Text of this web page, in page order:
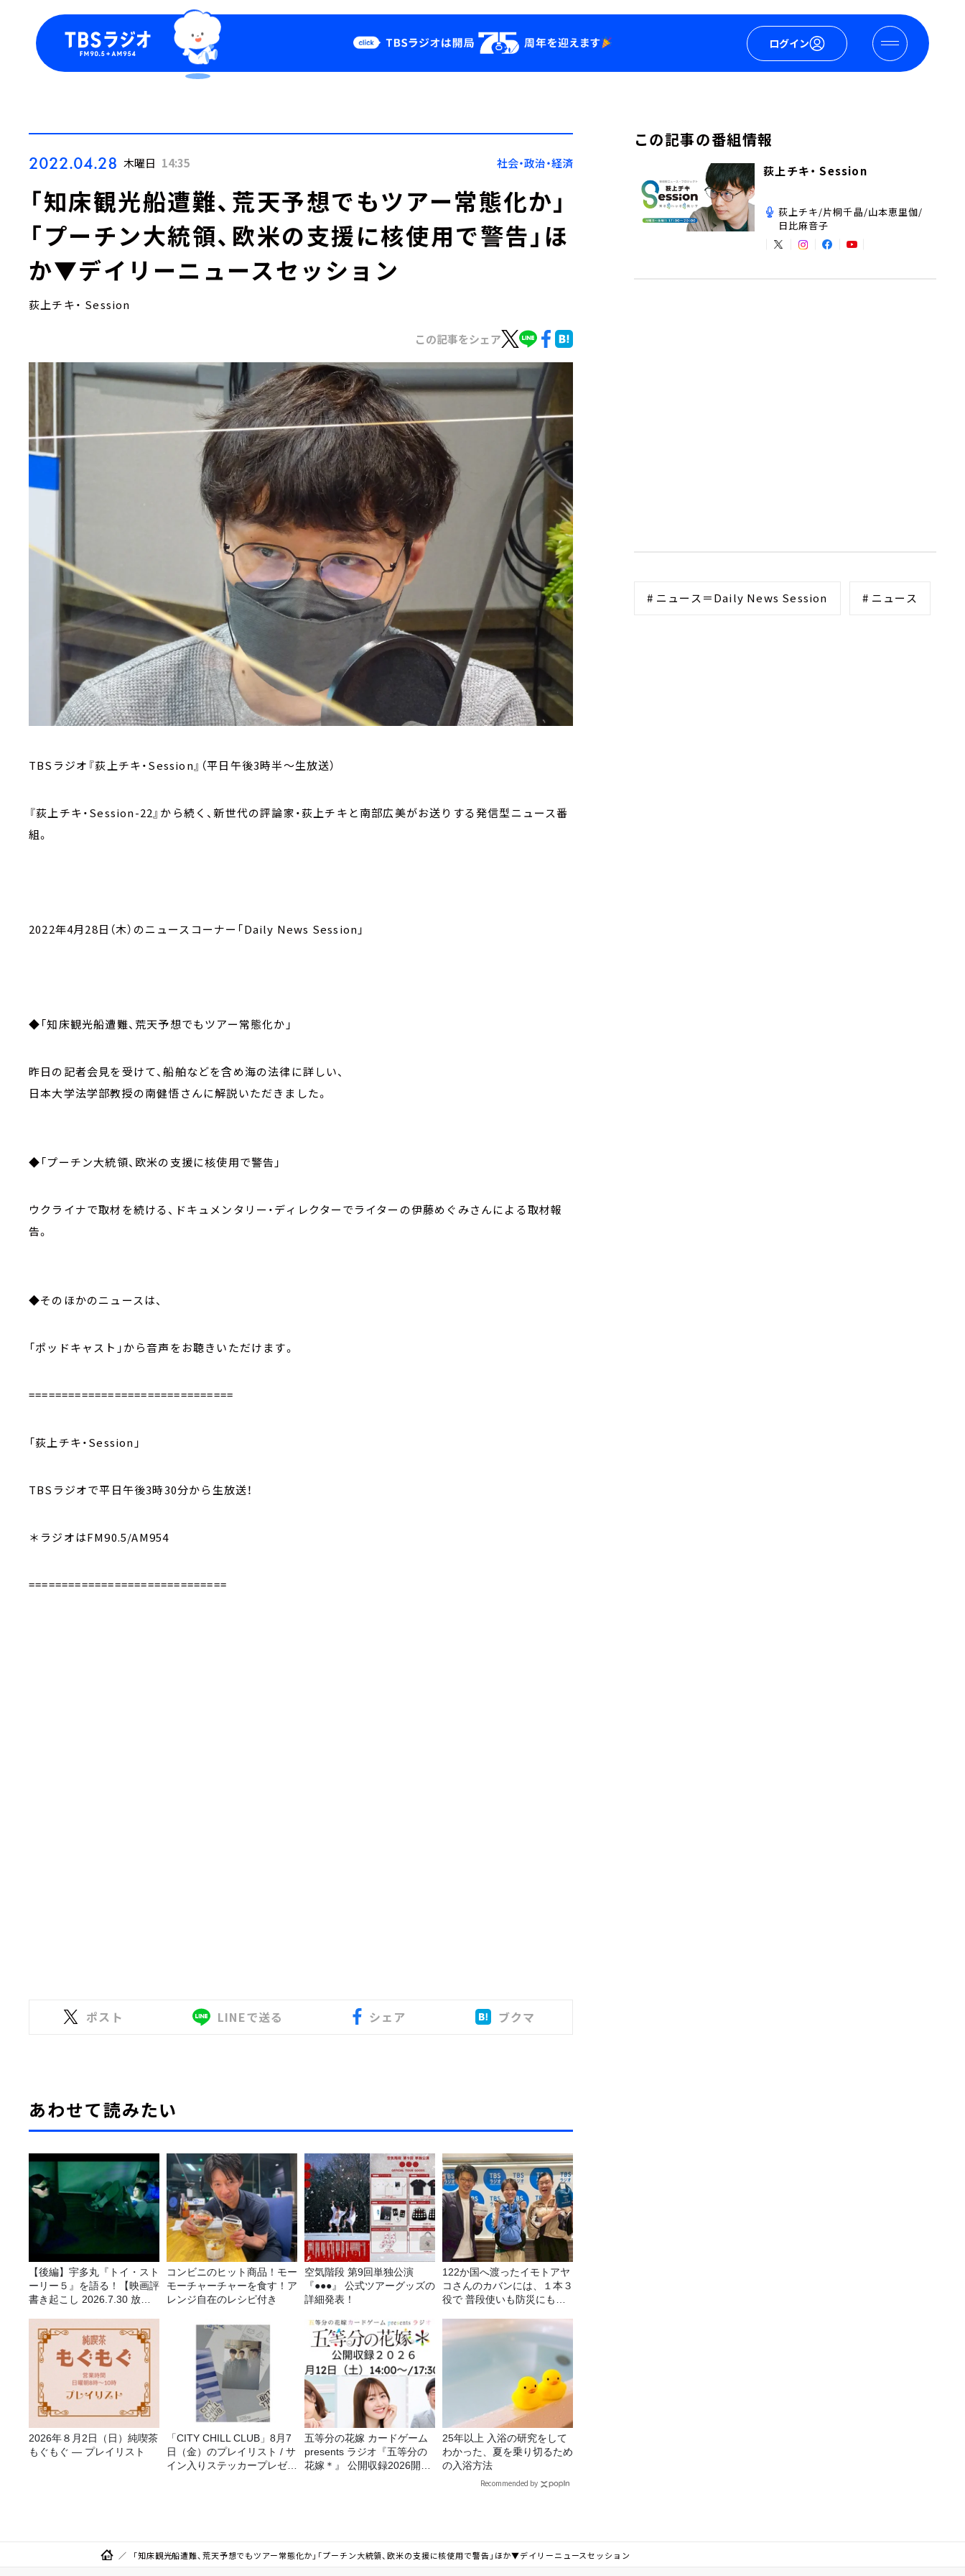
ログイン
Podcast
YouTube
会社情報
2022.04.28 木曜日 14:35 社会・政治・経済
「知床観光船遭難、荒天予想でもツアー常態化か」
「プーチン大統領、欧米の支援に核使用で警告」ほ
か▼デイリーニュースセッション
荻上チキ・ Session
この記事をシェア
TBSラジオ『荻上チキ・Session』（平日午後3時半～生放送）
『荻上チキ・Session-22』から続く、新世代の評論家・荻上チキと南部広美がお送りする発信型ニュース番
組。
2022年4月28日（木）のニュースコーナー「Daily News Session」
◆「知床観光船遭難、荒天予想でもツアー常態化か」
昨日の記者会見を受けて、船舶などを含め海の法律に詳しい、
日本大学法学部教授の南健悟さんに解説いただきました。
◆「プーチン大統領、欧米の支援に核使用で警告」
ウクライナで取材を続ける、ドキュメンタリー・ディレクターでライターの伊藤めぐみさんによる取材報
告。
◆そのほかのニュースは、
「ポッドキャスト」から音声をお聴きいただけます。
===============================
「荻上チキ・Session」
TBSラジオで平日午後3時30分から生放送！
＊ラジオはFM90.5/AM954
==============================
ポスト LINEで送る シェア ブクマ
あわせて読みたい
【後編】宇多丸『トイ・スト
ーリー５』を語る！【映画評
書き起こし 2026.7.30 放
コンビニのヒット商品！モー
モーチャーチャーを食す！ア
レンジ自在のレシピ付き
空気階段 第9回単独公演
『●●●』 公式ツアーグッズの
詳細発表！
122か国へ渡ったイモトアヤ
コさんのカバンには、１本３
役で 普段使いも防災にもな
2026年８月2日（日）純喫茶
もぐもぐ ― プレイリスト
「CITY CHILL CLUB」8月7
日（金）のプレイリスト / サ
イン入りステッカープレゼン
五等分の花嫁 カードゲーム
presents ラジオ『五等分の
花嫁＊』 公開収録2026開催
25年以上 入浴の研究をして
わかった、夏を乗り切るため
の入浴方法
Recommended by
この記事の番組情報
荻上チキ・ Session
荻上チキ/片桐千晶/山本恵里伽/
日比麻音子
# ニュース＝Daily News Session # ニュース
「知床観光船遭難、荒天予想でもツアー常態化か」「プーチン大統領、欧米の支援に核使用で警告」ほか▼デイリーニュースセッション